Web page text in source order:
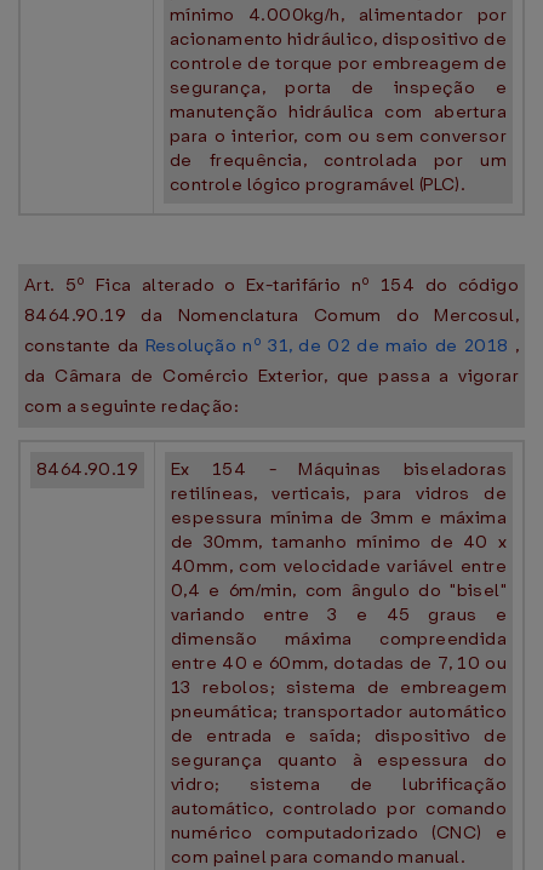
mínimo 4.000kg/h, alimentador por
acionamento hidráulico, dispositivo de
controle de torque por embreagem de
segurança, porta de inspeção e
manutenção hidráulica com abertura
para o interior, com ou sem conversor
de frequência, controlada por um
controle lógico programável (PLC).
Art. 5º Fica alterado o Ex-tarifário nº 154 do código
8464.90.19 da Nomenclatura Comum do Mercosul,
constante da Resolução nº 31, de 02 de maio de 2018 ,
da Câmara de Comércio Exterior, que passa a vigorar
com a seguinte redação:
8464.90.19
Ex 154 - Máquinas biseladoras
retilíneas, verticais, para vidros de
espessura mínima de 3mm e máxima
de 30mm, tamanho mínimo de 40 x
40mm, com velocidade variável entre
0,4 e 6m/min, com ângulo do "bisel"
variando entre 3 e 45 graus e
dimensão máxima compreendida
entre 40 e 60mm, dotadas de 7, 10 ou
13 rebolos; sistema de embreagem
pneumática; transportador automático
de entrada e saída; dispositivo de
segurança quanto à espessura do
vidro; sistema de lubrificação
automático, controlado por comando
numérico computadorizado (CNC) e
com painel para comando manual.